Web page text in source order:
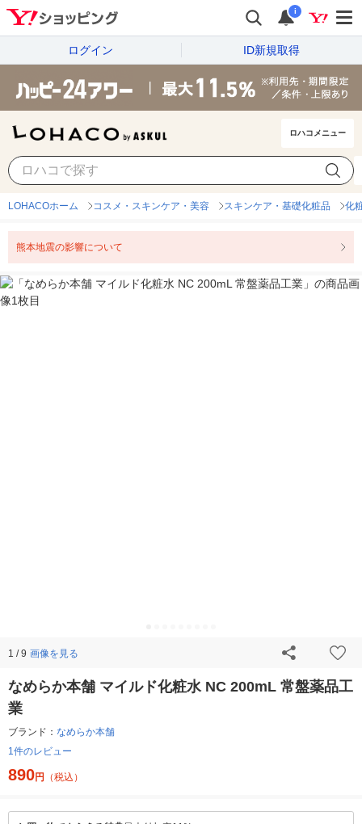
i
ログイン ID新規取得
ロハコメニュー
LOHACOホーム コスメ・スキンケア・美容 スキンケア・基礎化粧品 化
熊本地震の影響について
1 / 9 画像を見る
なめらか本舗 マイルド化粧水 NC 200mL 常盤薬品工
業
ブランド： なめらか本舗
1件のレビュー
890円 （税込）